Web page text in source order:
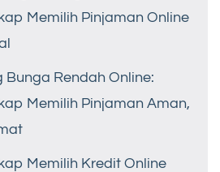
Memilih Pinjaman Online
Bunga Rendah Online:
Memilih Pinjaman Aman,
Memilih Kredit Online